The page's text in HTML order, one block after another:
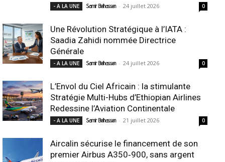
- A LA UNE Samir Belhassen - 24 juillet 2026 0
Une Révolution Stratégique à l’IATA :
Saadia Zahidi nommée Directrice
Générale
- A LA UNE Samir Belhassen - 24 juillet 2026 0
L’Envol du Ciel Africain : la stimulante
Stratégie Multi-Hubs d’Ethiopian Airlines
Redessine l’Aviation Continentale
- A LA UNE Samir Belhassen - 21 juillet 2026 0
Aircalin sécurise le financement de son
premier Airbus A350‑900, sans argent